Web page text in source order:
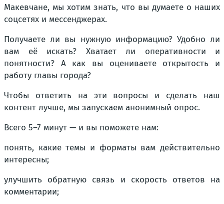
Макевчане, мы хотим знать, что вы думаете о наших
соцсетях и мессенджерах.
Получаете ли вы нужную информацию? Удобно ли
вам её искать? Хватает ли оперативности и
понятности? А как вы оцениваете открытость и
работу главы города?
Чтобы ответить на эти вопросы и сделать наш
контент лучше, мы запускаем анонимный опрос.
Всего 5–7 минут — и вы поможете нам:
понять, какие темы и форматы вам действительно
интересны;
улучшить обратную связь и скорость ответов на
комментарии;